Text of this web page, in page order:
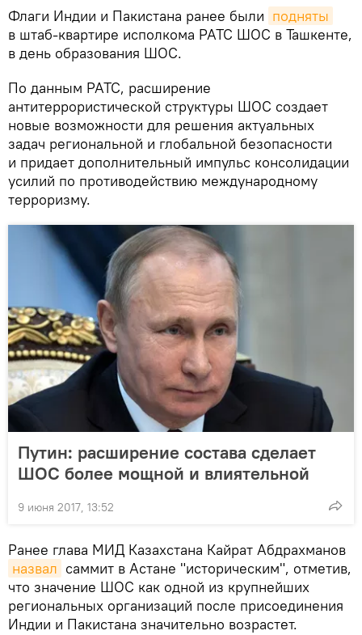
Флаги Индии и Пакистана ранее были подняты
в штаб-квартире исполкома РАТС ШОС в Ташкенте,
в день образования ШОС.
По данным РАТС, расширение
антитеррористической структуры ШОС создает
новые возможности для решения актуальных
задач региональной и глобальной безопасности
и придает дополнительный импульс консолидации
усилий по противодействию международному
терроризму.
Путин: расширение состава сделает
ШОС более мощной и влиятельной
9 июня 2017, 13:52
Ранее глава МИД Казахстана Кайрат Абдрахманов
назвал саммит в Астане "историческим", отметив,
что значение ШОС как одной из крупнейших
региональных организаций после присоединения
Индии и Пакистана значительно возрастет.